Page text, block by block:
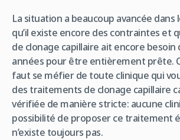
La situation a beaucoup avancée dans
qu’il existe encore des contraintes et
de clonage capillaire ait encore besoin
années pour être entièrement prête.
faut se méfier de toute clinique qui
des traitements de clonage capillaire
vérifiée de manière stricte: aucune
possibilité de proposer ce traitement
n’existe toujours pas.